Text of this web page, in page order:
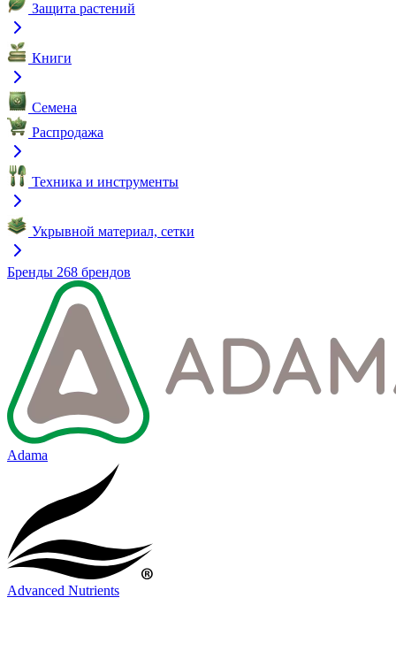
Защита растений
Книги
Семена
Распродажа
Техника и инструменты
Укрывной материал, сетки
Бренды 268 брендов
Adama
Advanced Nutrients